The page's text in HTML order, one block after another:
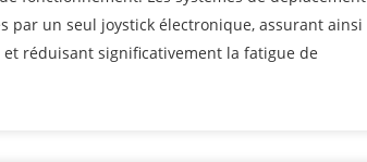
par un seul joystick électronique, assurant ainsi
réduisant significativement la fatigue de